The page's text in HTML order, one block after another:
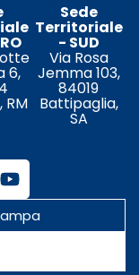
6,
RM
Sede
Territoriale
- SUD
Via Rosa
Jemma 103,
84019
Battipaglia,
SA